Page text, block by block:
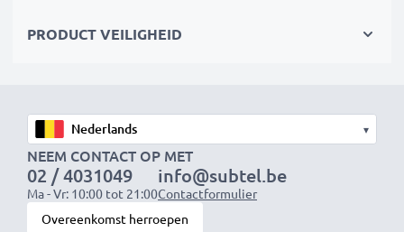
1x 1000mAh accu:
1x 2000mAh accu:ca. 4 uur
1x 3000mAh accu: ca. 6 uur
Laad je batterijen vóór het eerste
PRODUCT VEILIGHEID
▾
NEEM CONTACT OP MET
02 / 4031049
Ma - Vr: 10:00 tot 21:00
info@subtel.be
Contactformulier
Overeenkomst herroepen